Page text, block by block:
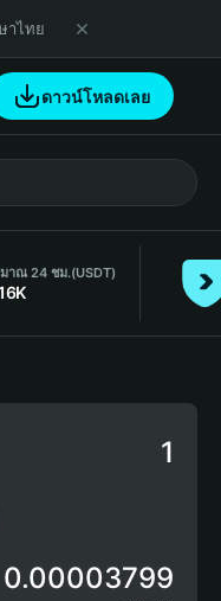
าไทย
ดาวน์โหลดเลย
าณ 24 ชม.(USDT)
0.00003799